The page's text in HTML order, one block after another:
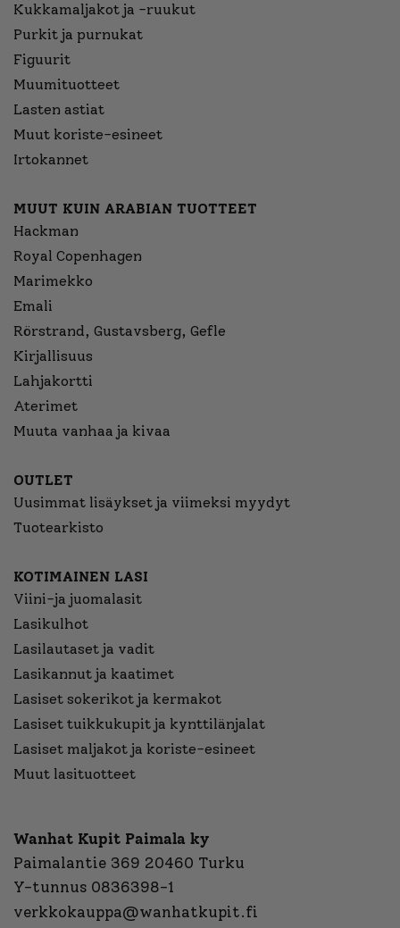
Kukkamaljakot ja -ruukut
Purkit ja purnukat
Figuurit
Muumituotteet
Lasten astiat
Muut koriste-esineet
Irtokannet
MUUT KUIN ARABIAN TUOTTEET
Hackman
Royal Copenhagen
Marimekko
Emali
Rörstrand, Gustavsberg, Gefle
Kirjallisuus
Lahjakortti
Aterimet
Muuta vanhaa ja kivaa
OUTLET
Uusimmat lisäykset ja viimeksi myydyt
Tuotearkisto
KOTIMAINEN LASI
Viini-ja juomalasit
Lasikulhot
Lasilautaset ja vadit
Lasikannut ja kaatimet
Lasiset sokerikot ja kermakot
Lasiset tuikkukupit ja kynttilänjalat
Lasiset maljakot ja koriste-esineet
Muut lasituotteet
Wanhat Kupit Paimala ky
Paimalantie 369 20460 Turku
Y-tunnus 0836398-1
verkkokauppa@wanhatkupit.fi